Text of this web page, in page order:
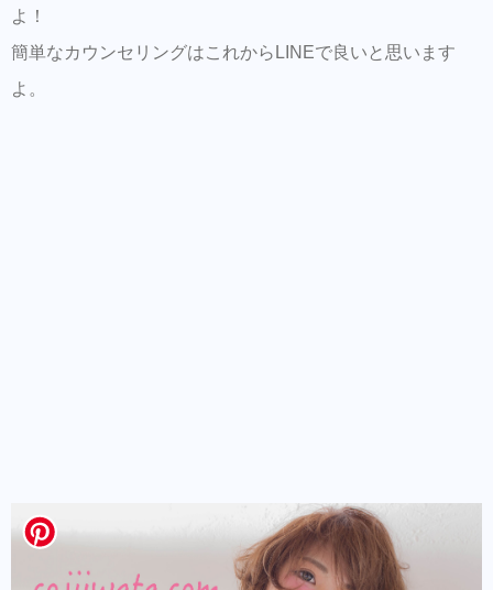
よ！
簡単なカウンセリングはこれからLINEで良いと思います
よ。